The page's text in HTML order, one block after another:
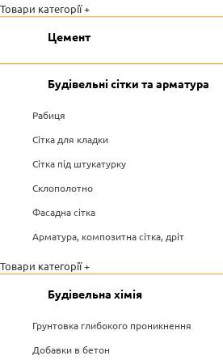
Товари категорії +
Цемент
Будівельні сітки та арматура
Рабиця
Сітка для кладки
Сітка під штукатурку
Склополотно
Фасадна сітка
Арматура, композитна сітка, дріт
Товари категорії +
Будівельна хімія
Грунтовка глибокого проникнення
Добавки в бетон